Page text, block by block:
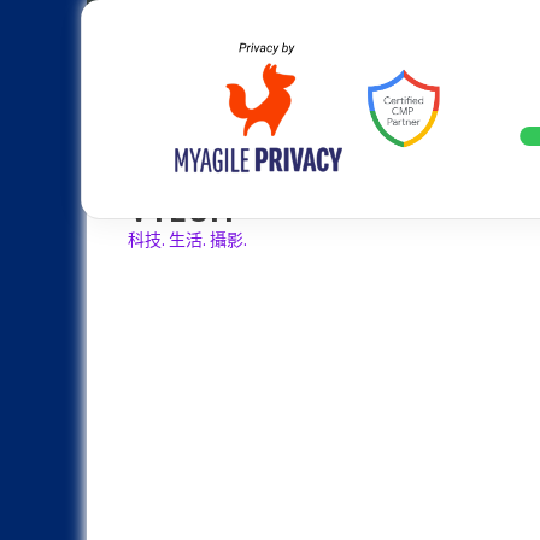
Skip
設計往旗艦機靠攏：Samsung
VTECH
科技. 生活. 攝影.